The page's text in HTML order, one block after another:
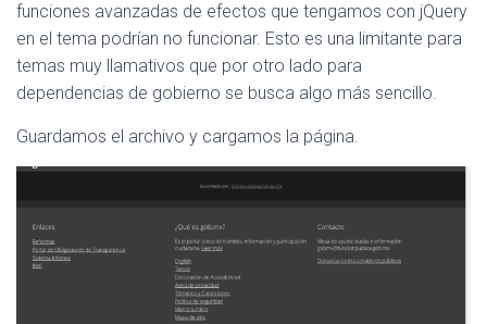
funciones avanzadas de efectos que tengamos con jQuery
en el tema podrían no funcionar. Esto es una limitante para
temas muy llamativos que por otro lado para
dependencias de gobierno se busca algo más sencillo.
Guardamos el archivo y cargamos la página.